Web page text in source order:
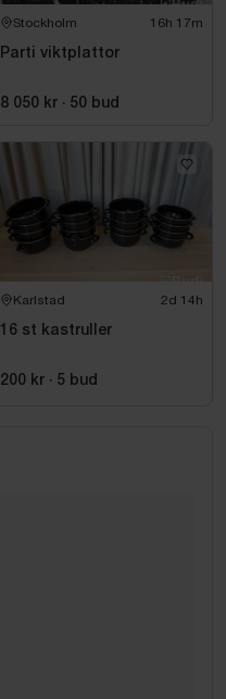
Stockholm 16h 17m
Parti viktplattor
8 050 kr · 50 bud
Karlstad 2d 14h
16 st kastruller
200 kr · 5 bud